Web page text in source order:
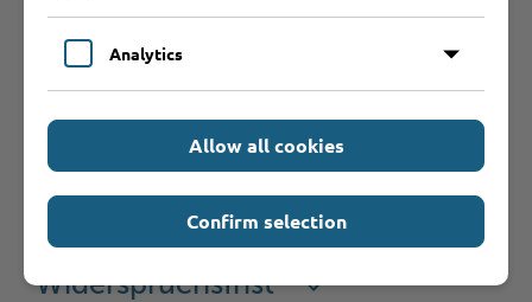
Weiterführende
Informationen
Antragsfrist
Widerspruchsfrist
Analytics
Allow all cookies
Confirm selection